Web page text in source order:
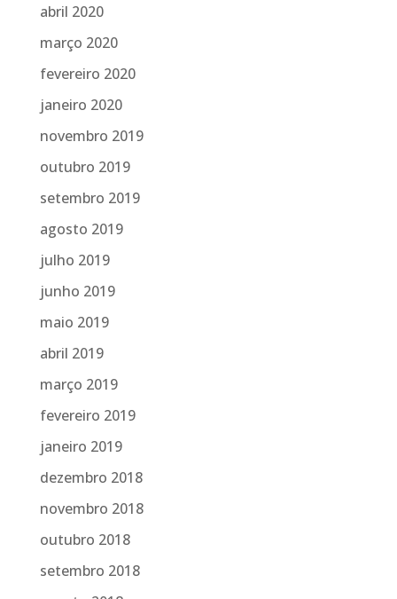
abril 2020
março 2020
fevereiro 2020
janeiro 2020
novembro 2019
outubro 2019
setembro 2019
agosto 2019
julho 2019
junho 2019
maio 2019
abril 2019
março 2019
fevereiro 2019
janeiro 2019
dezembro 2018
novembro 2018
outubro 2018
setembro 2018